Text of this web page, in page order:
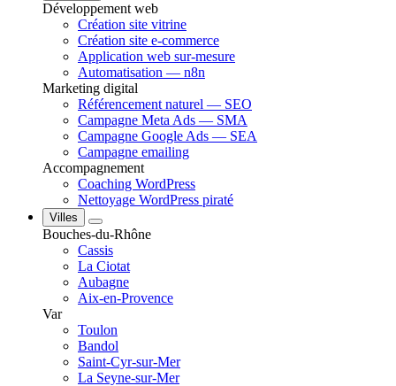
Développement web
Création site vitrine
Création site e-commerce
Application web sur-mesure
Automatisation — n8n
Marketing digital
Référencement naturel — SEO
Campagne Meta Ads — SMA
Campagne Google Ads — SEA
Campagne emailing
Accompagnement
Coaching WordPress
Nettoyage WordPress piraté
Villes
Bouches-du-Rhône
Cassis
La Ciotat
Aubagne
Aix-en-Provence
Var
Toulon
Bandol
Saint-Cyr-sur-Mer
La Seyne-sur-Mer